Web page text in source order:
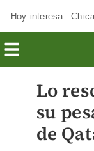
Hoy interesa:
Lo
su
de